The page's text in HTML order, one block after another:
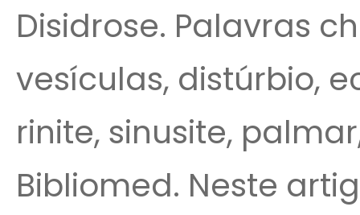
Disidrose. Palavras
vesículas, distúrbio,
rinite, sinusite,
Bibliomed. Neste